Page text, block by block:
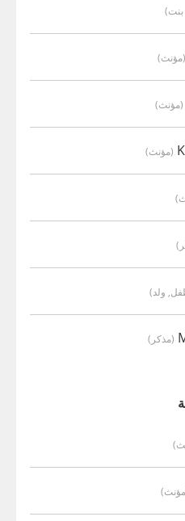
(مؤنث)
(مؤنث)
(مؤنث)
ولد)
(مذكر)